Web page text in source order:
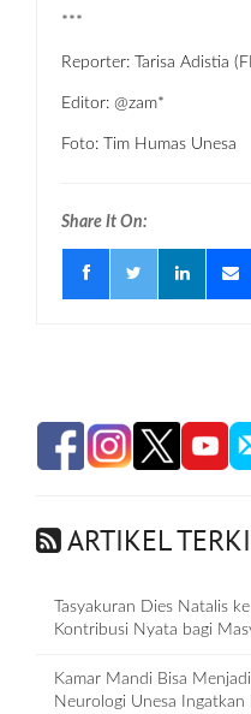
***
Reporter: Tarisa Adistia
Editor: @zam*
Foto: Tim Humas Unesa
Share It On:
ARTIKEL
Tasyakuran Dies Natalis
Kontribusi Nyata bagi
Kamar Mandi Bisa
Neurologi Unesa Ingatkan